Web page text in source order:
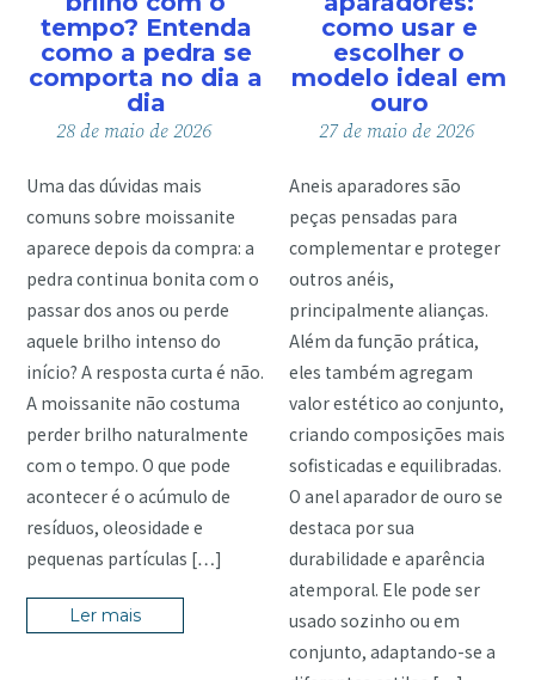
tempo? Entenda
como a pedra se
comporta no dia a
dia
28de maiode2026
Uma das dúvidas mais
comuns sobre moissanite
aparece depois da compra: a
pedra continua bonita com o
passar dos anos ou perde
aquele brilho intenso do
início? A resposta curta é não.
A moissanite não costuma
perder brilho naturalmente
com o tempo. O que pode
acontecer é o acúmulo de
resíduos, oleosidade e
pequenas partículas […]
Ler mais
como usar e
escolher o
modelo ideal em
ouro
27de maiode2026
Aneis aparadores são
peças pensadas para
complementar e proteger
outros anéis,
principalmente alianças.
Além da função prática,
eles também agregam
valor estético ao conjunto,
criando composições mais
sofisticadas e equilibradas.
O anel aparador de ouro se
destaca por sua
durabilidade e aparência
atemporal. Ele pode ser
usado sozinho ou em
conjunto, adaptando-se a